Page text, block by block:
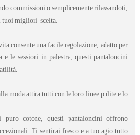
commissioni o semplicemente rilassandoti,
tuoi migliori scelta.
consente una facile regolazione, adatto per
e le sessioni in palestra, questi pantaloncini
moda attira tutti con le loro linee pulite e lo
puro cotone, questi pantaloncini offrono
Ti sentirai fresco e a tuo agio tutto